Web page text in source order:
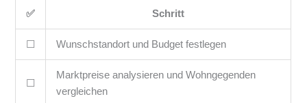
✅ Schritt
☐ Wunschstandort und Budget festlegen
☐
Marktpreise analysieren und Wohngegenden
vergleichen